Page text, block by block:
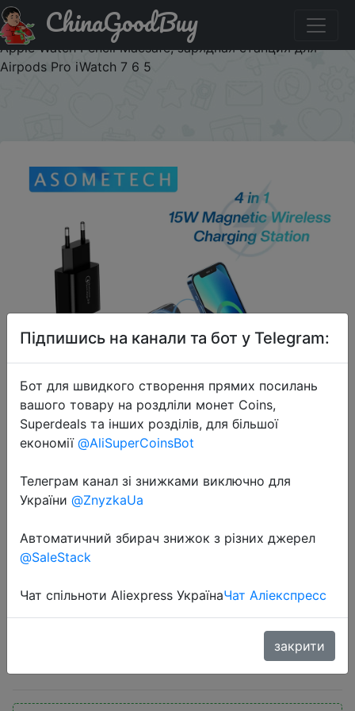
Придбати по знижці $5/5 Беспроводное зарядное
устройство 4 в 1, подставка для iPhone 12 13 Pro Max
Apple Watch Pencil Macsafe, зарядная станция для
Airpods Pro iWatch 7 6 5
ChinaGoodBuy
2022-05-06
Беспроводное зарядное
устройство 4 в 1, подставка для
iPhone 12 13 Pro Max Apple Watch
для Airpods Pro iWatch 7 6 5
Підпишись на канали та бот у Telegram:
Бот для швидкого створення прямих посилань
вашого товару на роздліли монет Coins,
Superdeals та інших розділів, для більшої
економії @AliSuperCoinsBot
Телеграм канал зі знижками виключно для
України @ZnyzkaUa
Автоматичний збирач знижок з різних джерел
@SaleStack
Чат спільноти Aliexpress УкраїнаЧат Аліекспресс
закрити